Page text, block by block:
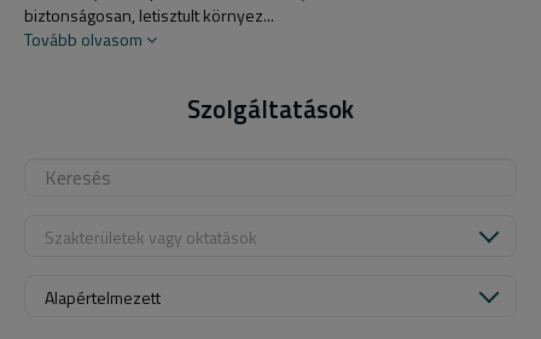
biztonságosan, letisztult környez...
Tovább olvasom
Szolgáltatások
Szakterületek vagy oktatások
Alapértelmezett